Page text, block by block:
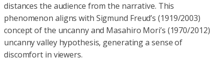
distances the audience from the narrative. This
phenomenon aligns with Sigmund Freud’s (1919/2003)
concept of the uncanny and Masahiro Mori’s (1970/2012)
uncanny valley hypothesis, generating a sense of
discomfort in viewers.